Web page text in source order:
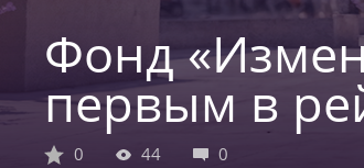
Фонд
первым в
0 44 0